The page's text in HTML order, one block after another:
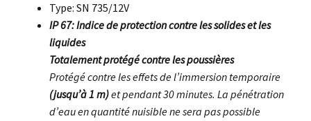
Type: SN 735/12V
IP 67: Indice de protection contre les solides et les
liquides
Totalement protégé contre les poussières
Protégé contre les effets de l’immersion temporaire
(jusqu’à 1 m)et pendant 30 minutes. La pénétration
d’eau en quantité nuisible ne sera pas possible